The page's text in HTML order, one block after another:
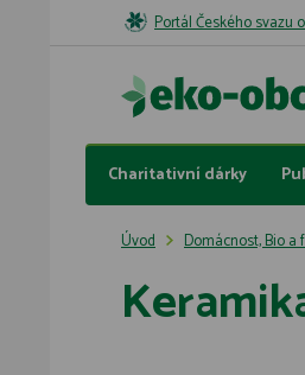
Portál Českého svazu
Charitativní dárky
Úvod Domácnost, Bio a